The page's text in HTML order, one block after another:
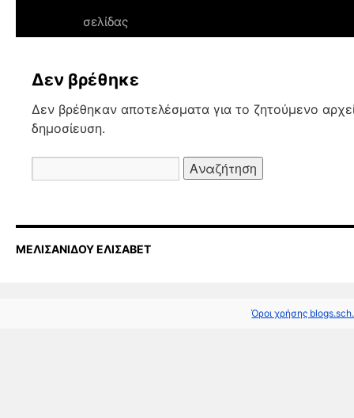
σελίδας
Δεν βρέθηκε
Δεν βρέθηκαν αποτελέσματα για το ζητούμενο
δημοσίευση.
για:
ΜΕΛΙΣΑΝΙΔΟΥ ΕΛΙΣΑΒΕΤ
Όροι χρήσης